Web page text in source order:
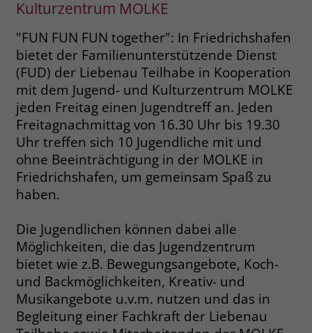
Kulturzentrum MOLKE
"FUN FUN FUN together": In Friedrichshafen
bietet der Familienunterstützende Dienst
(FUD) der Liebenau Teilhabe in Kooperation
mit dem Jugend- und Kulturzentrum MOLKE
jeden Freitag einen Jugendtreff an. Jeden
Freitagnachmittag von 16.30 Uhr bis 19.30
Uhr treffen sich 10 Jugendliche mit und
ohne Beeinträchtigung in der MOLKE in
Friedrichshafen, um gemeinsam Spaß zu
haben.
Die Jugendlichen können dabei alle
Möglichkeiten, die das Jugendzentrum
bietet wie z.B. Bewegungsangebote, Koch-
und Backmöglichkeiten, Kreativ- und
Musikangebote u.v.m. nutzen und das in
Begleitung einer Fachkraft der Liebenau
Anbieter .fonts.net
Laufzeit 30 Minuten
Zweck
This cookie, set by Cloudflare, is used to
support Cloudflare Bot Management.
Name JSessionID
Anbieter
Laufzeit Session
Zweck
Behält die Zustände des Benutzers bei
allen Seitenanfragen bei.
Name _gcl_au
Anbieter Google Ads
Laufzeit 90 Tage
Zweck Enthält eine zufallsgenerierte User-ID.
Name _gcl_aw
Anbieter
Laufzeit 90 Tage
Zweck
Dieses Cookie wird gesetzt, wenn ein
User über einen Klick auf eine Google
Werbeanzeige auf die Website gelangt.
Es enthält Informationen darüber,
welche Werbeanzeige geklickt wurde,